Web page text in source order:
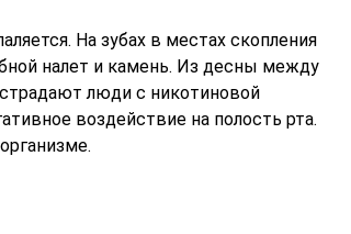
На зубах в местах скопления
налет и камень. Из десны между
люди с никотиновой
воздействие на полость рта.